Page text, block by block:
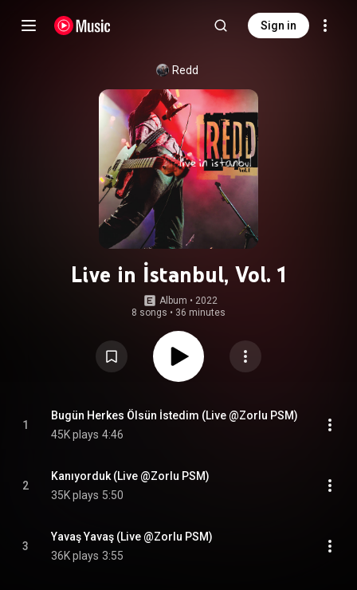
Sign in
Redd
Live in İstanbul, Vol. 1
Album • 2022
8 songs • 36 minutes
1
Bugün Herkes Ölsün İstedim (Live @Zorlu PSM)
45K plays 4:46
2
Kanıyorduk (Live @Zorlu PSM)
35K plays 5:50
3
Yavaş Yavaş (Live @Zorlu PSM)
36K plays 3:55